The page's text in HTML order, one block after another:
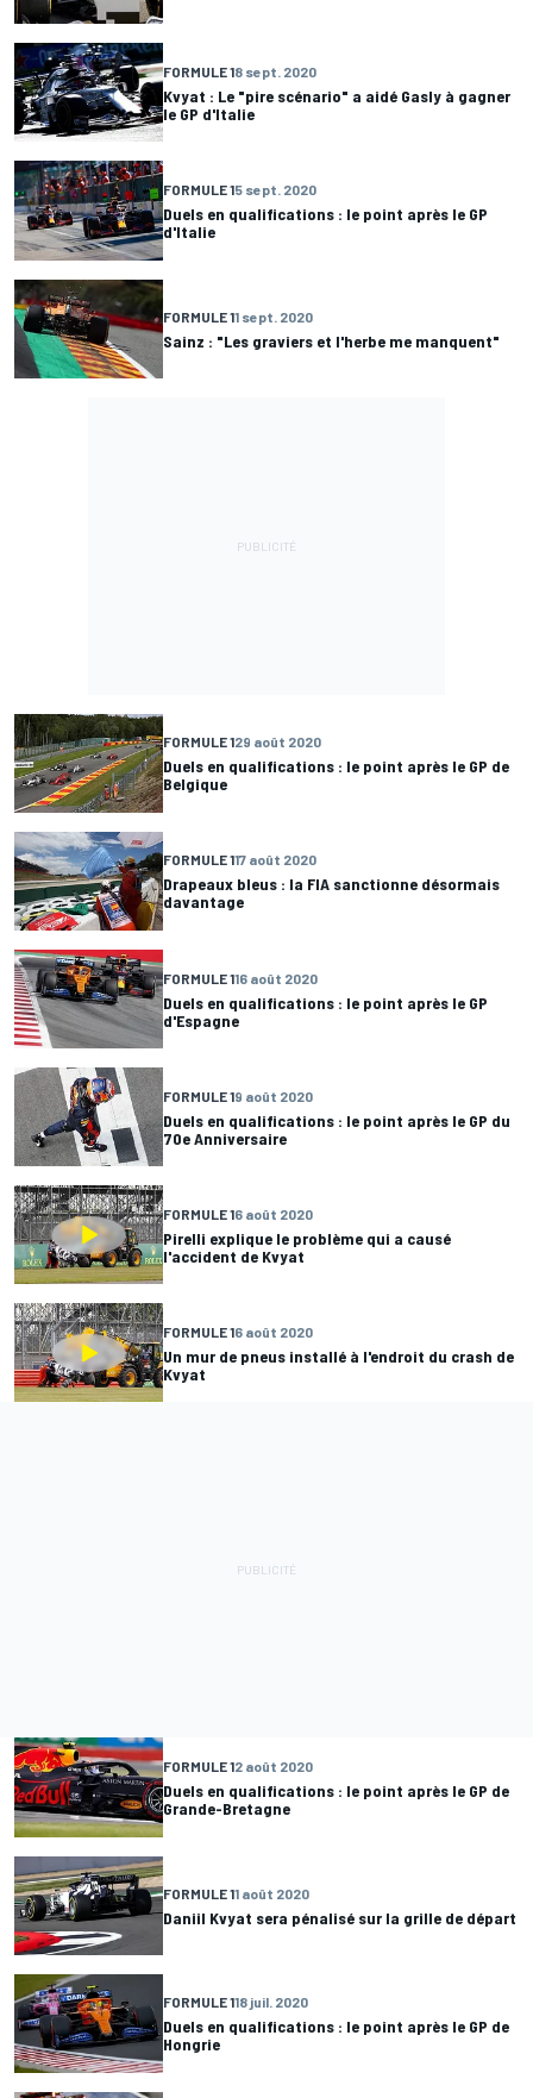
FORMULE 18 sept. 2020
Kvyat : Le "pire scénario" a aidé Gasly à gagner
le GP d'Italie
FORMULE 15 sept. 2020
Duels en qualifications : le point après le GP
d'Italie
FORMULE 11 sept. 2020
Sainz : "Les graviers et l'herbe me manquent"
FORMULE 129 août 2020
Duels en qualifications : le point après le GP de
Belgique
FORMULE 117 août 2020
Drapeaux bleus : la FIA sanctionne désormais
davantage
FORMULE 116 août 2020
Duels en qualifications : le point après le GP
d'Espagne
FORMULE 19 août 2020
Duels en qualifications : le point après le GP du
70e Anniversaire
FORMULE 16 août 2020
Pirelli explique le problème qui a causé
l'accident de Kvyat
FORMULE 16 août 2020
Un mur de pneus installé à l'endroit du crash de
Kvyat
FORMULE 12 août 2020
Duels en qualifications : le point après le GP de
Grande-Bretagne
FORMULE 11 août 2020
Daniil Kvyat sera pénalisé sur la grille de départ
FORMULE 118 juil. 2020
Duels en qualifications : le point après le GP de
Hongrie